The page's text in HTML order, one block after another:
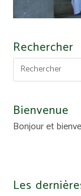
Rechercher
Bienvenue
Bonjour et
Les